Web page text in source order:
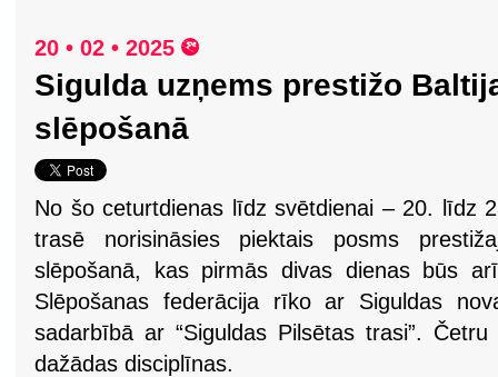
20 • 02 • 2025
Sigulda uzņems prestižo
slēpošanā
No šo ceturtdienas līdz svētdienai – 20. līdz
trasē norisināsies piektais posms
slēpošanā, kas pirmās divas dienas būs
Slēpošanas federācija rīko ar Siguldas
sadarbībā ar “Siguldas Pilsētas trasi”.
dažādas disciplīnas.